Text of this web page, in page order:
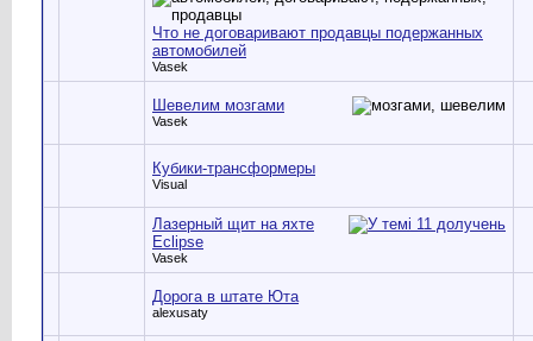
Что не договаривают продавцы подержанных
автомобилей
Vasek
Шевелим мозгами
Vasek
Кубики-трансформеры
Visual
Лазерный щит на яхте
Eclipse
Vasek
Дорога в штате Юта
alexusaty